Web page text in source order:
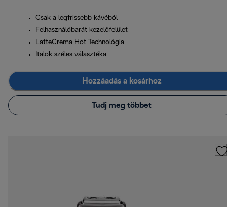
Csak a legfrissebb kávéból
Felhasználóbarát kezelőfelület
LatteCrema Hot Technológia
Italok széles választéka
Hozzáadás a kosárhoz
Tudj meg többet